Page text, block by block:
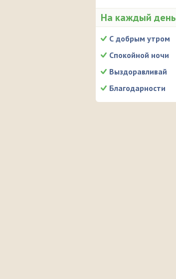
На каждый день
С добрым утром
Спокойной ночи
Выздоравливай
Благодарности